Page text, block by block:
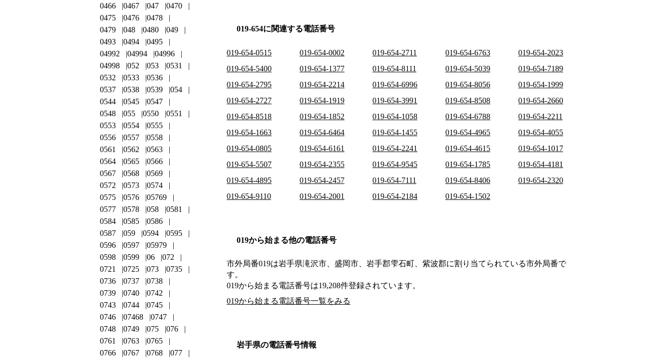
019-654に関連する電話番号
019-654-0515 019-654-0002 019-654-2711 019-654-6763
019-654-2023
019-654-5400
019-654-1377 019-654-8111 019-654-5039
019-654-7189
019-654-2795
019-654-2214 019-654-6996 019-654-8056
019-654-1999
019-654-2727
019-654-1919 019-654-3991 019-654-8508
019-654-2660
019-654-8518
019-654-1852 019-654-1058 019-654-6788
019-654-2211
019-654-1663
019-654-6464 019-654-1455 019-654-4965
019-654-4055
019-654-0805
019-654-6161 019-654-2241 019-654-4615
019-654-1017
019-654-5507
019-654-2355 019-654-9545 019-654-1785
019-654-4181
019-654-4895
019-654-2457 019-654-7111 019-654-8406
019-654-2320
019-654-9110
019-654-2001 019-654-2184 019-654-1502
019から始まる他の電話番号
市外局番019は岩手県滝沢市、盛岡市、岩手郡雫石町、紫波郡に割り当てられている市外局番で
す。
019から始まる電話番号は19,208件登録されています。
019から始まる電話番号一覧をみる
岩手県の電話番号情報
0466
0467 047
0470
0475
0476
0478
0479
048 0480
049
0493
0494
0495
04992
04994
04996
04998
052 053
0531
0532
0533
0536
0537
0538 0539
054
0544
0545
0547
0548
055 0550
0551
0553
0554
0555
0556
0557
0558
0561
0562
0563
0564
0565
0566
0567
0568
0569
0572
0573
0574
0575
0576
05769
0577
0578 058
0581
0584
0585
0586
0587
059 0594
0595
0596
0597
05979
0598
0599 06
072
0721
0725 073
0735
0736
0737
0738
0739
0740
0742
0743
0744
0745
0746
07468
0747
0748
0749 075
076
0761
0763
0765
0766
0767 0768
077